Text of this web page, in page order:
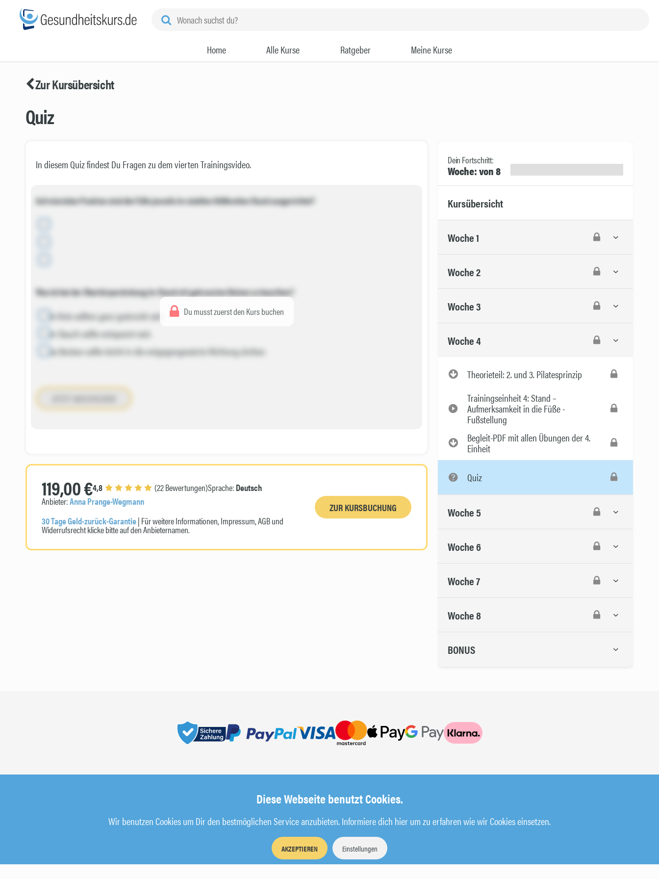
Home Alle Kurse Ratgeber Meine Kurse
Zur Kursübersicht
Quiz
In diesem Quiz findest Du Fragen zu dem vierten Trainingsvideo.
Du musst zuerst den Kurs buchen
Auf wievielen Punkten sind die Füße jeweils im stabilen Hüftbreiten Stand ausgerichtet?
Was ist bei der Oberkörperdrehung im Stand mit gekreuzten Beinen zu beachten?
die Knie sollten ganz gestreckt sein
der Bauch sollte entspannt sein
das Becken sollte leicht in die entgegengesetzte Richtung drehen
JETZT ABSCHICKEN
119,00 €4,8 (22 Bewertungen)Sprache: Deutsch
Anbieter:Anna Prange-Wegmann
30 Tage Geld-zurück-Garantie| Für weitere Informationen, Impressum, AGB und
Widerrufsrecht klicke bitte auf den Anbieternamen.
ZUR KURSBUCHUNG
Dein Fortschritt:
Woche: von 8
Kursübersicht
Woche 1
Woche 2
Woche 3
Woche 4
Theorieteil: 2. und 3. Pilatesprinzip
Trainingseinheit 4: Stand –
Aufmerksamkeit in die Füße -
Fußstellung
Begleit-PDF mit allen Übungen der 4.
Einheit
Quiz
Woche 5
Woche 6
Woche 7
Woche 8
BONUS
Diese Webseite benutzt Cookies.
Wir benutzen Cookies um Dir den bestmöglichen Service anzubieten. Informiere dich hier um zu erfahren wie wir Cookies einsetzen.
AKZEPTIEREN Einstellungen